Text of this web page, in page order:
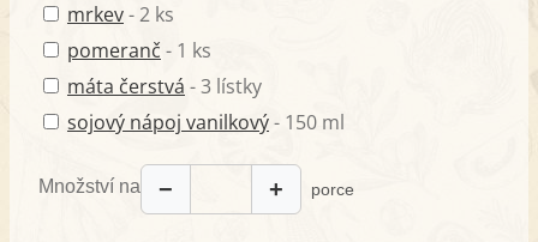
mrkev- 2 ks
pomeranč - 1 ks
máta čerstvá - 3 lístky
sojový nápoj vanilkový- 150 ml
Množství na − + porce